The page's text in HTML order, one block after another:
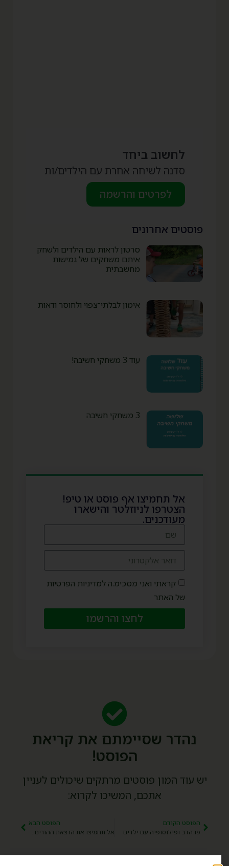
לחשוב ביחד
סדנה לשיחה אחרת עם הילדים/ות
לפרטים והרשמה
פוסטים אחרונים
סרטון לראות עם הילדים ולשחק
איתם משחקים של גמישות
מחשבתית
אימון לבלתי־צפוי ולחוסר ודאות
עוד 3 משחקי חשיבה!
אל תחמיצו אף פוסט או טיפ!
הצטרפו לניוזלטר והישארו
מעודכנים.
קראתי ואני מסכימ.ה למדיניות הפרטיות
של האתר
לחצו והרשמו
נהדר שסיימתם את קריאת
הפוסט!
יש עוד המון פוסטים מרתקים שיכולים לעניין
אתכם, המשיכו לקרוא:
הפוסט הקודם
פו הדב ופילוסופיה עם ילדים
הפוסט הבא
אל תחמיצו את הרצאת ההורים הקרובה